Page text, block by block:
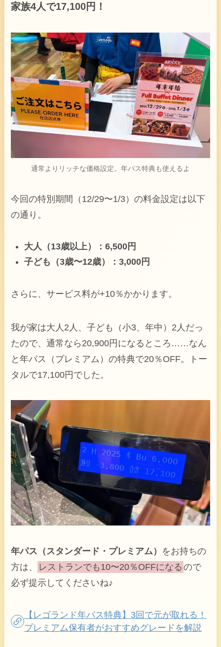
家族4人で17,100円！
通常よりリッチな価格設定。年パス特典も使えるよ
今回の特別期間（12/29〜1/3）の料金設定は以下
の通り。
大人（13歳以上）：6,500円
子ども（3歳〜12歳）：3,000円
さらに、サービス料が+10％かかります。
我が家は大人2人、子ども（小3、年中）2人だっ
たので、通常なら20,900円になるところ……なん
と年パス（プレミアム）の特典で20％OFF。トー
タルで17,100円でした。
年パス（スタンダード・プレミアム） をお持ちの
方は、
レストランでも10〜20％OFFになる ので
必ず提示してくださいね♪
【レゴランド年パス特典】3回で元が取れる！
プレミアム保有者がおすすめグレードを解説